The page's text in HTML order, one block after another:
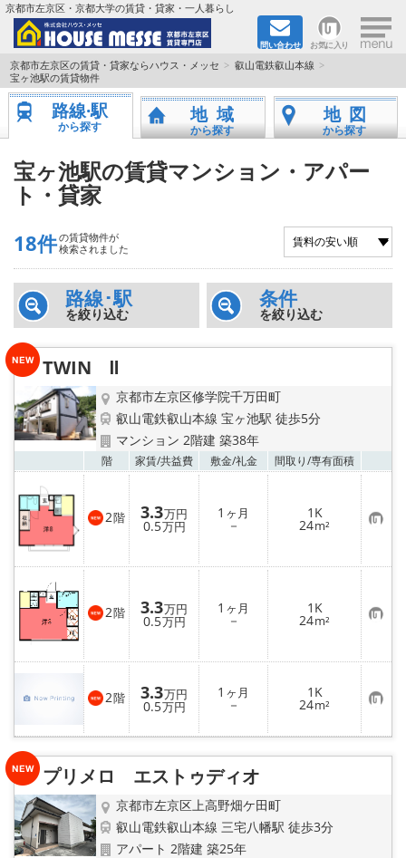
京都市左京区・京都大学の賃貸・貸家・一人暮らし
問い合わせ お気に入り ×
TOPページ
地図から検索
京都大学＆京都芸術大学生さんに
書類DL & 入居者さまへ
家族で住むならマンション？賃家？
一人暮らしの物件特集
ペット相談OKの賃貸！
特選物件
ハウスメーカー施工特集！
路線·駅から探す
IT重説について
スタッフ紹介
賃貸管理の北白川店
店舗情報·アクセス
メールでお問い合わせ
京都市左京区の賃貸・貸家ならハウス・メッセ
叡山電鉄叡山本線
宝ヶ池駅の賃貸物件
路線·駅
から探す
地域
から探す
地図
から探す
宝ヶ池駅の賃貸マンション・アパー
ト・貸家
18件の賃貸物件が
検索されました
路線･駅
を絞り込む
条件
を絞り込む
TWIN Ⅱ
京都市左京区修学院千万田町
叡山電鉄叡山本線 宝ヶ池駅 徒歩5分
マンション 2階建 築38年
階 家賃/共益費 敷金/礼金 間取り/専有面積
2階 3.3万円
0.5万円
1 ヶ月
－
1K
24m² お
気
に
入
り
登
録
2階 3.3万円
0.5万円
1 ヶ月
－
1K
24m² お
気
に
入
り
登
録
2階 3.3万円
0.5万円
1 ヶ月
－
1K
24m² お
気
に
入
り
プリメロ エストゥディオ
京都市左京区上高野畑ケ田町
叡山電鉄叡山本線 三宅八幡駅 徒歩3分
アパート 2階建 築25年